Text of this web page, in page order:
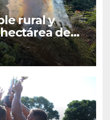
rural y
de
en San